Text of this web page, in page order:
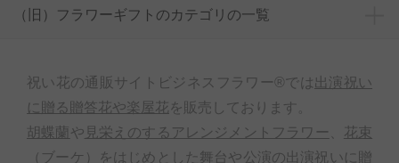
（旧）フラワーギフトのカテゴリの一覧
祝い花の通販サイトビジネスフラワー®では 出演祝い
に贈る贈答花や楽屋花 を販売しております。
胡蝶蘭 や 見栄えのするアレンジメントフラワー
花束
（ブーケ）
をはじめとした舞台や公演の出演祝いに贈